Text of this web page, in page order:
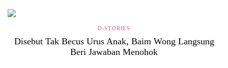
D-STORIES
Disebut Tak Becus Urus Anak, Baim Wong Langsung
Beri Jawaban Menohok